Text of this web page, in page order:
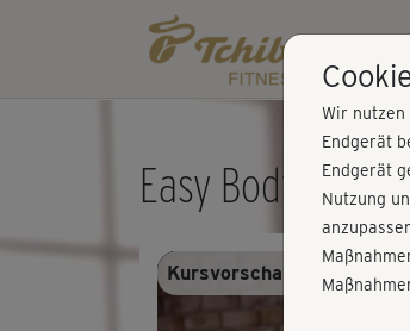
Easy Bodyfit -
Kursvorschau - Anmelden
Wir nutzen
Endgerät
Endgerät
Nutzung